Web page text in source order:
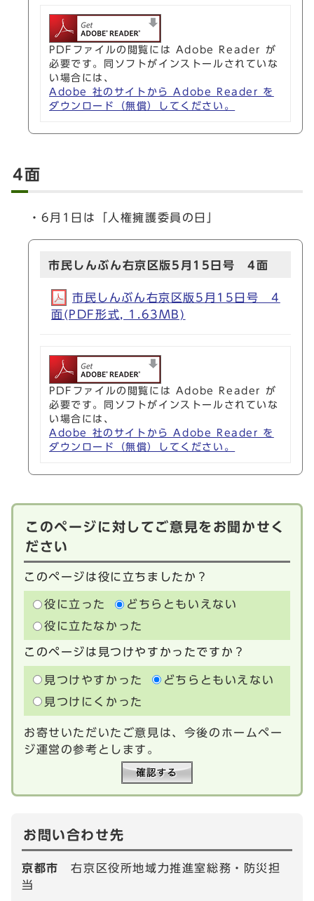
PDFファイルの閲覧には Adobe Reader が
必要です。同ソフトがインストールされていな
い場合には、
Adobe 社のサイトから Adobe Reader を
ダウンロード（無償）してください。
4面
・6月1日は「人権擁護委員の日」
市民しんぶん右京区版5月15日号 4面
市民しんぶん右京区版5月15日号 4
面(PDF形式, 1.63MB)
PDFファイルの閲覧には Adobe Reader が
必要です。同ソフトがインストールされていな
い場合には、
Adobe 社のサイトから Adobe Reader を
ダウンロード（無償）してください。
このページに対してご意見をお聞かせく
ださい
このページは役に立ちましたか？
役に立った
どちらともいえない
役に立たなかった
このページは見つけやすかったですか？
見つけやすかった
どちらともいえない
見つけにくかった
お寄せいただいたご意見は、今後のホームペー
ジ運営の参考とします。
お問い合わせ先
京都市右京区役所地域力推進室総務・防災担
当